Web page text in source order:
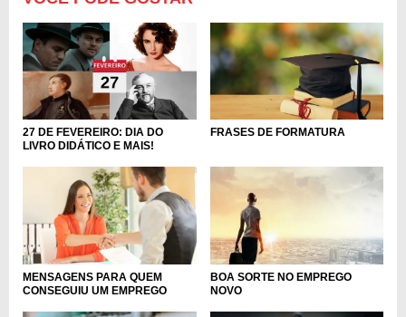
27 DE FEVEREIRO: DIA DO
LIVRO DIDÁTICO E MAIS!
FRASES DE FORMATURA
MENSAGENS PARA QUEM
CONSEGUIU UM EMPREGO
BOA SORTE NO EMPREGO
NOVO